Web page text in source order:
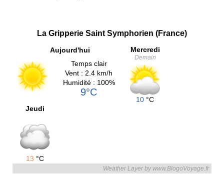
La Gripperie Saint Symphorien (France)
Aujourd'hui
Temps clair
Vent : 2.4 km/h
Humidité : 100%
9°C
Mercredi
Demain
10 °C
Jeudi
13 °C
Weather Layer by www.BlogoVoyage.fr